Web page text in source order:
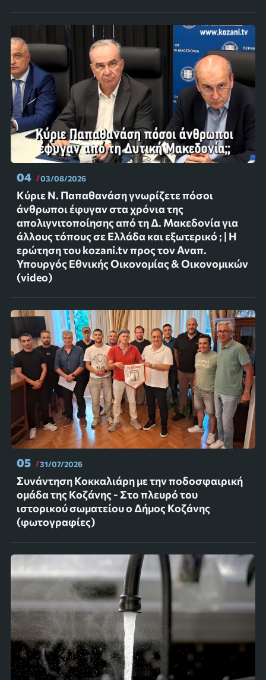
04 03/08/2026
Κύριε Ν. Παπαθανάση γνωρίζετε πόσοι
άνθρωποι έφυγαν στα χρόνια της
απολιγνιτοποίησης από τη Δ. Μακεδονία για
άλλους τόπους σε Ελλάδα και εξωτερικό ; | Η
ερώτηση του kozani.tv προς τον Αναπ.
Υπουργός Εθνικής Οικονομίας & Οικονομικών
(video)
05 31/07/2026
Συνάντηση Κοκκαλιάρη με την ποδοσφαιρική
ομάδα της Κοζάνης - Στο πλευρό του
ιστορικού σωματείου ο Δήμος Κοζάνης
(φωτογραφίες)